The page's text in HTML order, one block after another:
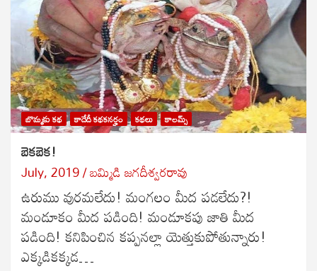
బొమ్మకు కథ కాదేదీ కథకనర్హం కథలు కాలమ్స్
బెకబెక!
July, 2019 బ‌మ్మిడి జ‌గ‌దీశ్వ‌ర‌రావు
ఉరుము వురమలేదు! మంగలం మీద పడలేదు?!
మండూకం మీద పడింది! మండూకపు జాతి మీద
పడింది! కనిపించిన కప్పనల్లా యెత్తుకుపోతున్నారు!
ఎక్కడికక్కడ…